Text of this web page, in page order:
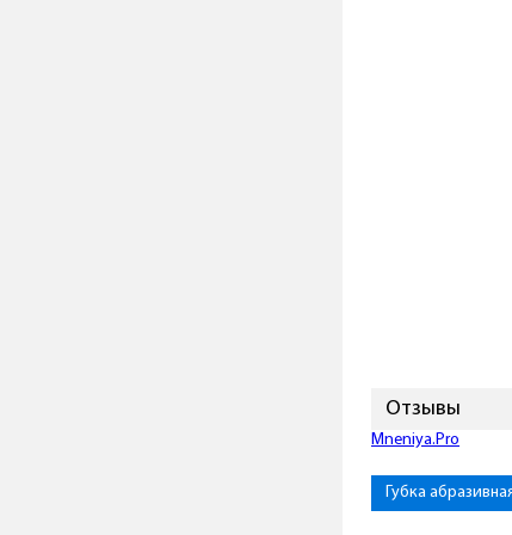
Отзывы
Mneniya.Pro
Губка